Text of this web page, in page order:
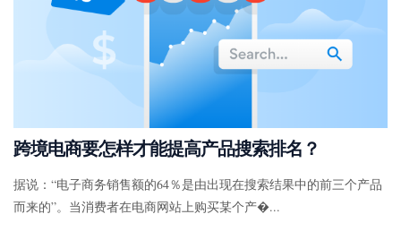
跨境电商要怎样才能提高产品搜索排名？
据说：“电子商务销售额的64％是由出现在搜索结果中的前三个产品
而来的”。当消费者在电商网站上购买某个产�...